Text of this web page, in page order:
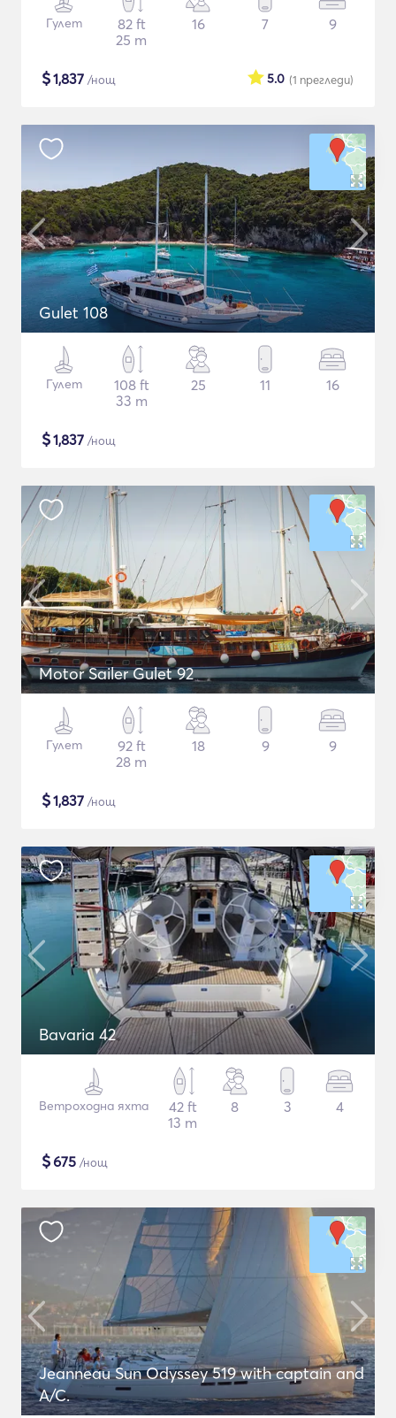
Гулет
82 ft
25 m
16 7 9
$1,837 /нощ (1 прегледи)
5.0
Gulet 108
Гулет
108 ft
33 m
25 11 16
$1,837 /нощ
Motor Sailer Gulet 92
Гулет
92 ft
28 m
18 9 9
$1,837 /нощ
Bavaria 42
Ветроходна яхта
42 ft
13 m
8 3 4
$675 /нощ
Jeanneau Sun Odyssey 519 with captain and
A/C.